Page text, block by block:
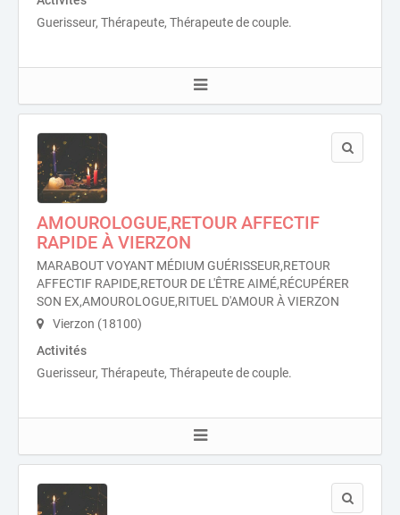
Guerisseur, Thérapeute, Thérapeute de couple.
AMOUROLOGUE,RETOUR AFFECTIF
RAPIDE À VIERZON
MARABOUT VOYANT MÉDIUM GUÉRISSEUR,RETOUR
AFFECTIF RAPIDE,RETOUR DE L'ÊTRE AIMÉ,RÉCUPÉRER
SON EX,AMOUROLOGUE,RITUEL D'AMOUR À VIERZON
Vierzon (18100)
Activités
Guerisseur, Thérapeute, Thérapeute de couple.